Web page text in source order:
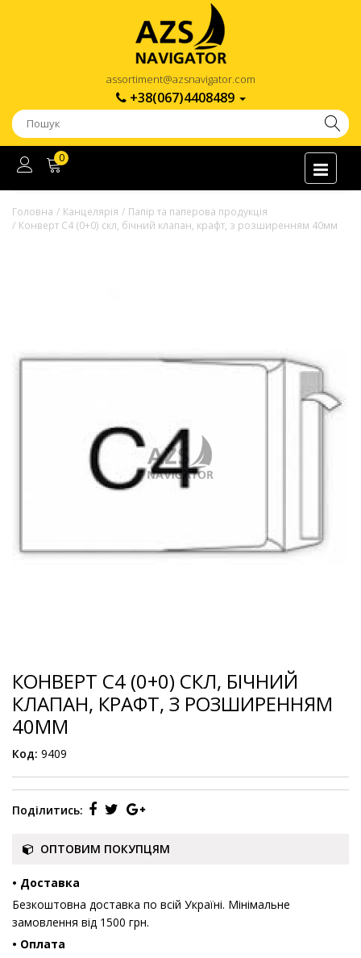
assortiment@azsnavigator.com
+38(067)4408489
0
Головна Канцелярія
Папір та паперова продукція
Конверт С4 (0+0) скл, бічний клапан, крафт, з розширенням 40мм
КОНВЕРТ С4 (0+0) СКЛ, БІЧНИЙ
КЛАПАН, КРАФТ, З РОЗШИРЕННЯМ
40ММ
Код: 9409
Поділитись:
ОПТОВИМ ПОКУПЦЯМ
• Доставка
Безкоштовна доставка по всій Україні. Мінімальне
замовлення від 1500 грн.
• Оплата